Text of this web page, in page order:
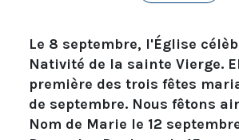
Le 8 septembre, l'Église
Nativité de la sainte Vierge.
première des trois fêtes
de septembre. Nous fêtons
Nom de Marie le 12